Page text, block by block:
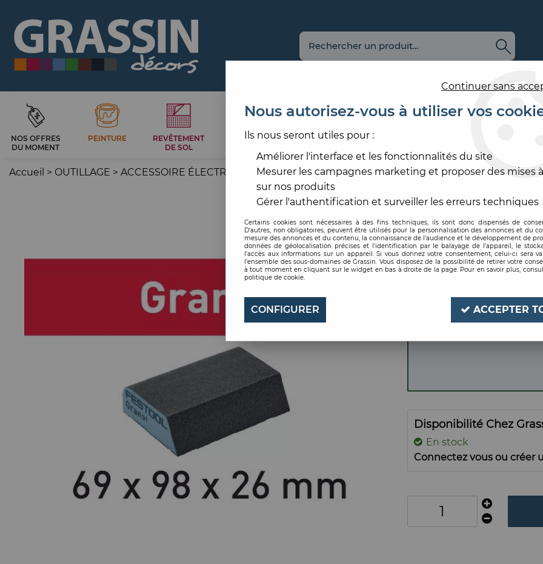
NOS OFFRES
DU MOMENT
PEINTURE
REVÊTEMENT
DE SOL
CARRELAGE
REVÊTEMENT
OUTILLAGE
Accueil > OUTILLAGE > ACCESSOIRE ÉLECTROPORTATIF >ABRASIF PONÇAGE MÉCANISÉ >EPONGE
FESTOOL
Code produit : 209565 |
EPONGE
Soyez le premier à
Disponibilité Chez
En stock
Connectez vous ou créer
Continuer sans
Nous autorisez-vous à utiliser vos
Ils nous seront utiles pour :
Améliorer l'interface et les fonctionnalités du site
Mesurer les campagnes marketing et proposer des mises
sur nos produits
Gérer l'authentification et surveiller les erreurs techniques
Certains cookies sont nécessaires à des fins techniques, ils sont donc dispensés de
D'autres, non obligatoires, peuvent être utilisés pour la personnalisation des annonces et du
mesure des annonces et du contenu, la connaissance de l'audience et le développement de
données de géolocalisation précises et l'identification par le balayage de l'appareil, le
l'accès aux informations sur un appareil. Si vous donnez votre consentement, celui-ci sera
l’ensemble des sous-domaines de Grassin. Vous disposez de la possibilité de retirer votre
à tout moment en cliquant sur le widget en bas à droite de la page. Pour en savoir plus,
politique de cookie.
CONFIGURER ACCEPTER